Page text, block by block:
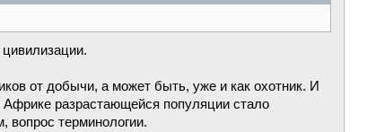
от добычи, а может быть, уже и как охотник. И
разрастающейся популяции стало
вопрос терминологии.